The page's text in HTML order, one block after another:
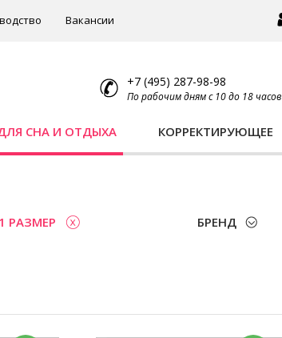
Вакансии
+7 (495) 287-98-98
По рабочим дням с 10 до 18 часов
СНА И ОТДЫХА КОРРЕКТИРУЮЩЕЕ
1 РАЗМЕР БРЕНД